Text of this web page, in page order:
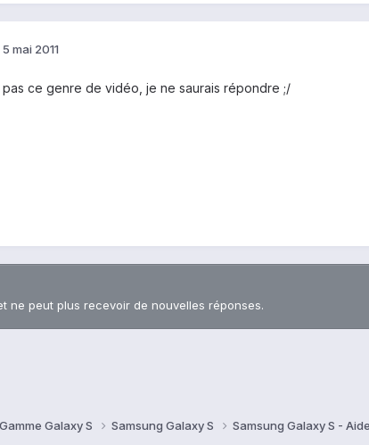
5 mai 2011
ce genre de vidéo, je ne saurais répondre ;/
ne peut plus recevoir de nouvelles réponses.
Gamme Galaxy S Samsung Galaxy S Samsung Galaxy S -